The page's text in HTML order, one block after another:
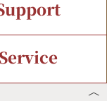
Status
Service
︿